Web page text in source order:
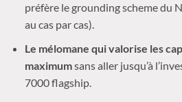
préfère le grounding scheme du
au cas par cas).
Le mélomane qui valorise les
maximumsans aller jusqu’à
7000 flagship.